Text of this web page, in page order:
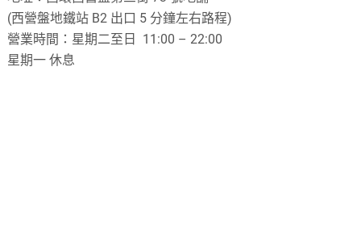
(西營盤地鐵站 B2 出口 5 分鐘左右路程)
營業時間：星期二至日 11:00 – 22:00
星期一 休息